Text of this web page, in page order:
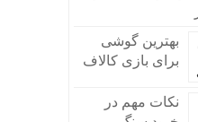
بهترین گوشی
برای بازی کالاف
نکات مهم در